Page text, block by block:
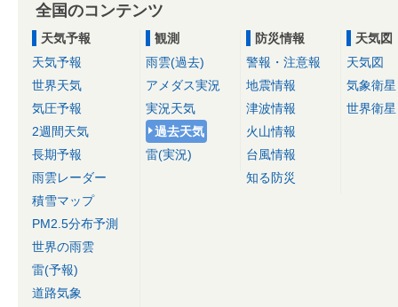
全国のコンテンツ
天気予報
天気予報
世界天気
気圧予報
2週間天気
長期予報
雨雲レーダー
積雪マップ
PM2.5分布予測
世界の雨雲
雷(予報)
道路気象
観測
雨雲(過去)
アメダス実況
実況天気
過去天気
雷(実況)
防災情報
警報・注意報
地震情報
津波情報
火山情報
台風情報
知る防災
天気図
天気図
気象衛星
世界衛星